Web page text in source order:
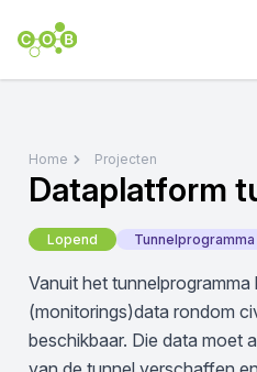
Home Projecten
Dataplatform
Lopend Tunnelprogramma
Vanuit het
(monitorings)data rondom
beschikbaar. Die data moet